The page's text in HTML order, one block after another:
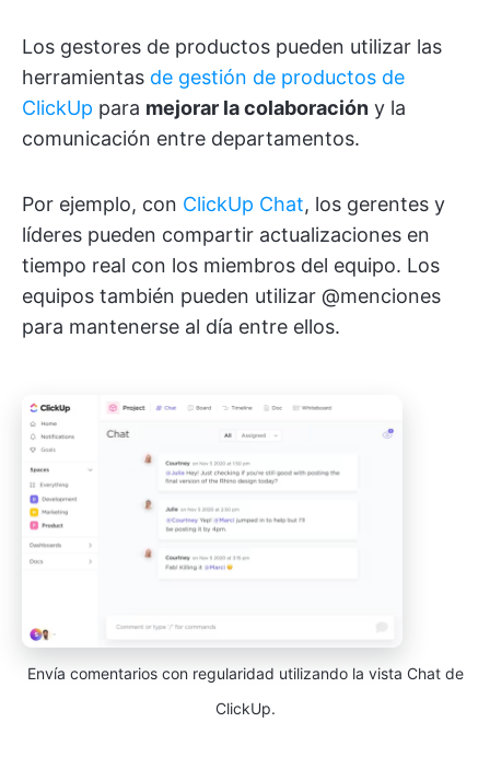
Los gestores de productos pueden utilizar las
herramientas de gestión de productos de
ClickUp para mejorar la colaboración y la
comunicación entre departamentos.
Por ejemplo, con ClickUp Chat, los gerentes y
líderes pueden compartir actualizaciones en
tiempo real con los miembros del equipo. Los
equipos también pueden utilizar @menciones
para mantenerse al día entre ellos.
Envía comentarios con regularidad utilizando la vista Chat de
ClickUp.